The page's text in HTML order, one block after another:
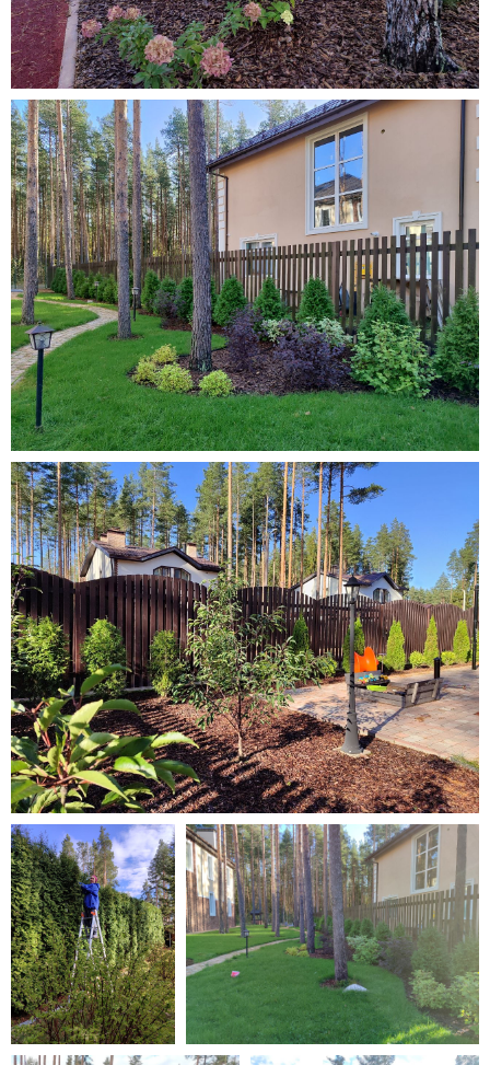
Уход за садом —
важно для дачного и
загородного участка
РУССКИЕ РОСЫ
УЗНАТЬ ЦЕНУ ПО УХОДУ
ЗА САДОМ И РАСТЕНИЯМИ
РУССКИЕ РОСЫ